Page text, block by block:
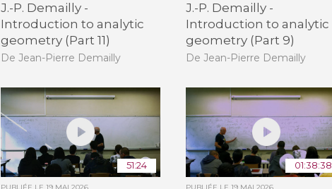
J.-P. Demailly -
Introduction to analytic
geometry (Part 11)
De Jean-Pierre Demailly
J.-P. Demailly -
Introduction to analytic
geometry (Part 9)
De Jean-Pierre Demailly
51:24 01:38:38